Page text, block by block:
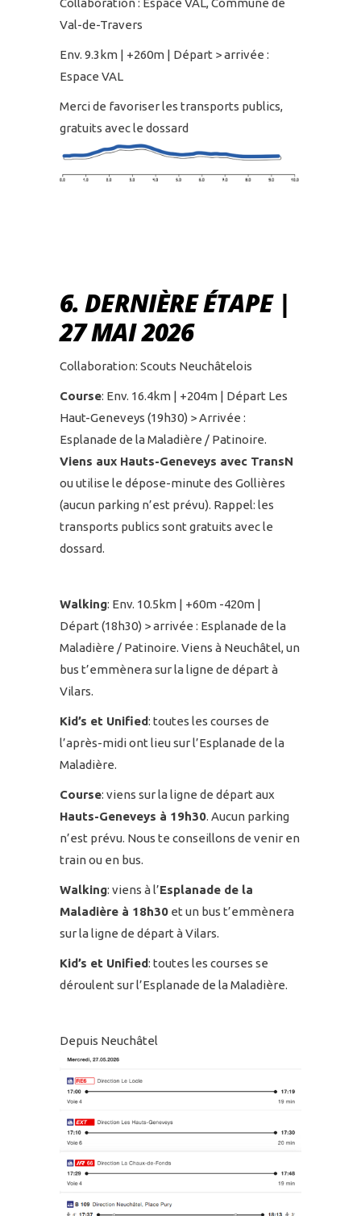
Val-de-Travers
Env. 9.3km | +260m | Départ > arrivée :
Espace VAL
Merci de favoriser les transports publics,
gratuits avec le dossard
6. DERNIÈRE ÉTAPE |
27 MAI 2026
Collaboration: Scouts Neuchâtelois
Course: Env. 16.4km | +204m | Départ Les
Haut-Geneveys (19h30) > Arrivée :
Esplanade de la Maladière / Patinoire.
Viens aux Hauts-Geneveys avec TransN
ou utilise le dépose-minute des Gollières
(aucun parking n’est prévu). Rappel: les
transports publics sont gratuits avec le
dossard.
Walking: Env. 10.5km | +60m -420m |
Départ (18h30) > arrivée : Esplanade de la
Maladière / Patinoire. Viens à Neuchâtel, un
bus t’emmènera sur la ligne de départ à
Vilars.
Kid’s et Unified: toutes les courses de
l’après-midi ont lieu sur l’Esplanade de la
Maladière.
Course: viens sur la ligne de départ aux
Hauts-Geneveys à 19h30. Aucun parking
n’est prévu. Nous te conseillons de venir en
train ou en bus.
Walking: viens à l’Esplanade de la
Maladière à 18h30 et un bus t’emmènera
sur la ligne de départ à Vilars.
Kid’s et Unified: toutes les courses se
déroulent sur l’Esplanade de la Maladière.
Depuis Neuchâtel